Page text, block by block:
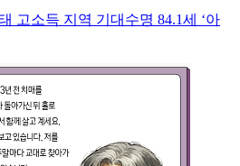
고소득 지역 기대수명 84.1세 ‘아